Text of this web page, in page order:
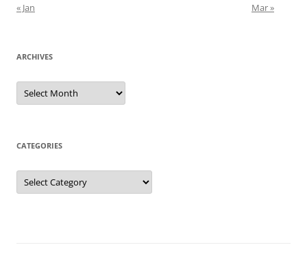
« Jan
Mar »
ARCHIVES
Archives
CATEGORIES
Categories